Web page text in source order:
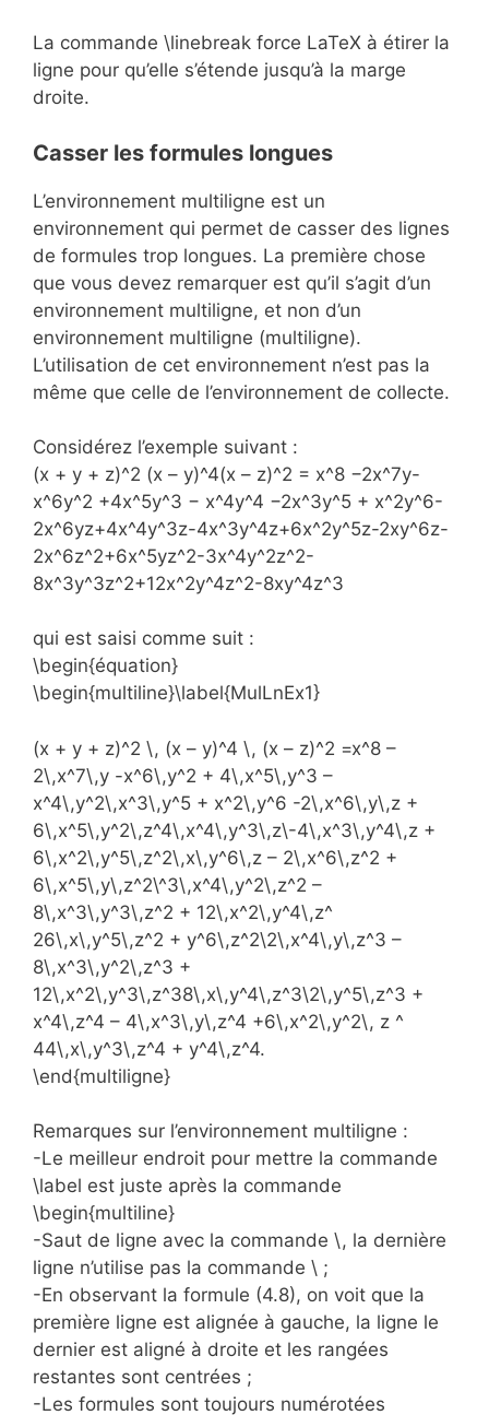
La commande \linebreak force LaTeX à étirer la
ligne pour qu’elle s’étende jusqu’à la marge
droite.
Casser les formules longues
L’environnement multiligne est un
environnement qui permet de casser des lignes
de formules trop longues. La première chose
que vous devez remarquer est qu’il s’agit d’un
environnement multiligne, et non d’un
environnement multiligne (multiligne).
L’utilisation de cet environnement n’est pas la
même que celle de l’environnement de collecte.
Considérez l’exemple suivant :
(x + y + z)^2 (x – y)^4(x – z)^2 = x^8 −2x^7y-
x^6y^2 +4x^5y^3 − x^4y^4 −2x^3y^5 + x^2y^6-
2x^6yz+4x^4y^3z-4x^3y^4z+6x^2y^5z-2xy^6z-
2x^6z^2+6x^5yz^2-3x^4y^2z^2-
8x^3y^3z^2+12x^2y^4z^2-8xy^4z^3
qui est saisi comme suit :
\begin{équation}
\begin{multiline}\label{MulLnEx1}
(x + y + z)^2 \, (x – y)^4 \, (x – z)^2 =x^8 –
2\,x^7\,y -x^6\,y^2 + 4\,x^5\,y^3 –
x^4\,y^2\,x^3\,y^5 + x^2\,y^6 -2\,x^6\,y\,z +
6\,x^5\,y^2\,z^4\,x^4\,y^3\,z\-4\,x^3\,y^4\,z +
6\,x^2\,y^5\,z^2\,x\,y^6\,z – 2\,x^6\,z^2 +
6\,x^5\,y\,z^2\^3\,x^4\,y^2\,z^2 –
8\,x^3\,y^3\,z^2 + 12\,x^2\,y^4\,z^
26\,x\,y^5\,z^2 + y^6\,z^2\2\,x^4\,y\,z^3 –
8\,x^3\,y^2\,z^3 +
12\,x^2\,y^3\,z^38\,x\,y^4\,z^3\2\,y^5\,z^3 +
x^4\,z^4 – 4\,x^3\,y\,z^4 +6\,x^2\,y^2\, z ^
44\,x\,y^3\,z^4 + y^4\,z^4.
\end{multiligne}
Remarques sur l’environnement multiligne :
-Le meilleur endroit pour mettre la commande
\label est juste après la commande
\begin{multiline}
-Saut de ligne avec la commande \, la dernière
ligne n’utilise pas la commande \ ;
-En observant la formule (4.8), on voit que la
première ligne est alignée à gauche, la ligne le
dernier est aligné à droite et les rangées
restantes sont centrées ;
-Les formules sont toujours numérotées